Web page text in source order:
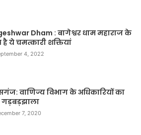
Dham : बागेश्वर धाम महाराज के
है ये चमत्कारी शक्तियां
4, 2022
वाणिज्य विभाग के अधिकारियों का
गड़बड़झाला
7, 2020